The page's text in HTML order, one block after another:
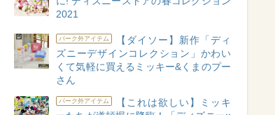
2021
パーク外アイテム
【ダイソー】新作「ディ
ズニーデザインコレクション」かわい
くて気軽に買えるミッキー&くまのプー
さん
パーク外アイテム
【これは欲しい】ミッキ